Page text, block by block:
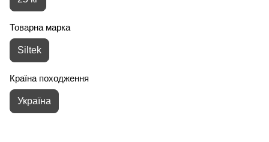
Товарна марка
Siltek
Країна походження
Україна